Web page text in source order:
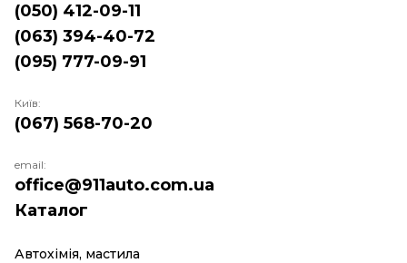
Каталог
Автохімія, мастила
(050) 412-09-11
(063) 394-40-72
(095) 777-09-91
Київ:
(067) 568-70-20
email:
office@911auto.com.ua